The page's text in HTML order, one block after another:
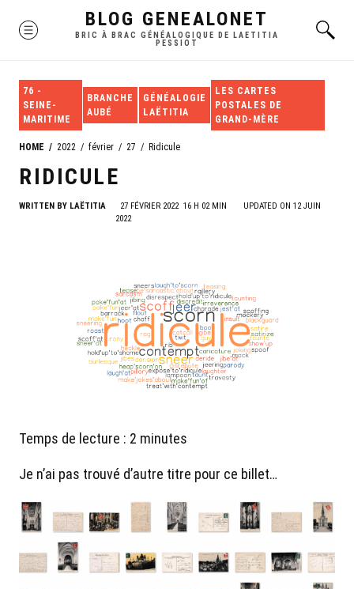
MENU BLOG GENEALONET
BRIC À BRAC GÉNÉALOGIQUE DE LAETITIA
PESSIOT
76 -
SEINE-
MARITIME
BRANCHE
AUBÉ
GÉNÉALOGIE
LAËTITIA
LES CARTES
POSTALES DE
GRAND-MÈRE
HOME 2022 février 27 Ridicule
RIDICULE
WRITTEN BY LAËTITIA 27 FÉVRIER 2022 16 H 02 MIN
UPDATED ON 12 JUIN
2022
Temps de lecture : 2 minutes
Je n’ai pas trouvé d’autre titre pour ce billet…